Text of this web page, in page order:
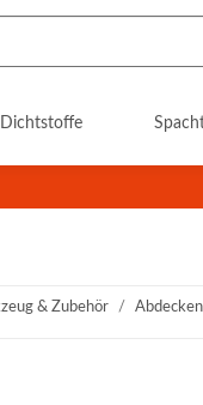
& Zubehör